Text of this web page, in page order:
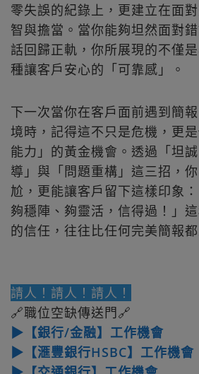
零失誤的紀錄上，更建立在面
智與擔當。當你能夠坦然面對
話回歸正軌，你所展現的不僅
種讓客戶安心的「可靠感」。
下一次當你在客戶面前遇到簡
境時，記得這不只是危機，更
能力」的黃金機會。透過「坦
導」與「問題重構」這三招，
尬，更能讓客戶留下這樣印象
夠穩陣、夠靈活，信得過！」
的信任，往往比任何完美簡報
請人！請人！請人！
🔗職位空缺傳送門🔗
▶【銀行/金融】工作機會
▶【滙豐銀行HSBC】工作機會